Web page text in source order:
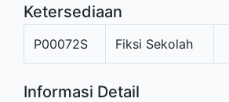
Ketersediaan
P00072S Fiksi Sekolah
Informasi Detail